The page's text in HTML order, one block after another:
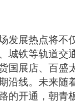
展热点将不
城铁等轨道交
国展店、百盛
沿线。未来随
的开通，朝青